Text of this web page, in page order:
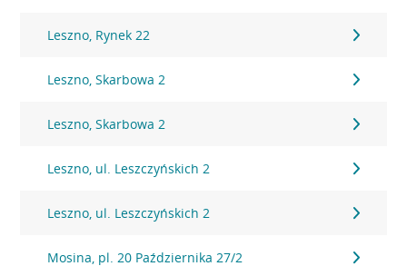
Leszno, Rynek 22
Leszno, Skarbowa 2
Leszno, Skarbowa 2
Leszno, ul. Leszczyńskich 2
Leszno, ul. Leszczyńskich 2
Mosina, pl. 20 Października 27/2